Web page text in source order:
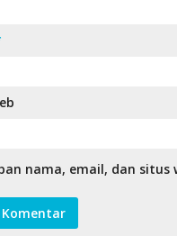
nama, email, dan